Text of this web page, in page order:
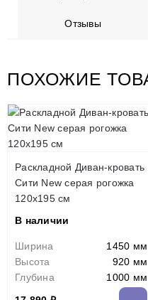
Отзывы
ПОХОЖИЕ
Раскладной Диван-кровать
Сити New серая рогожка
120х195 см
В наличии
Ширина
1450 мм
Высота
920 мм
Глубина
1000 мм